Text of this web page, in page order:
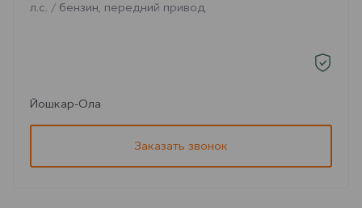
л.с. / бензин, передний привод
Йошкар-Ола
Заказать звонок